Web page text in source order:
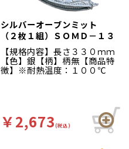
シルバーオーブンミット
（２枚１組）ＳＯＭＤ－１３
【規格内容】長さ３３０ｍｍ
【色】銀【柄】柄無【商品特
徴】※耐熱温度：１００℃
￥2,673(税込)